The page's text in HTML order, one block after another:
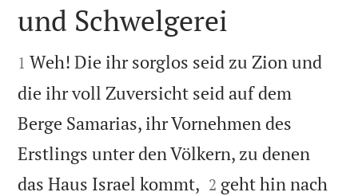

und Schwelgerei

1 Weh! Die ihr sorglos seid zu Zion und
die ihr voll Zuversicht seid auf dem
Berge Samarias, ihr Vornehmen des
Erstlings unter den Völkern, zu denen
das Haus Israel kommt, 

2 geht hin nach